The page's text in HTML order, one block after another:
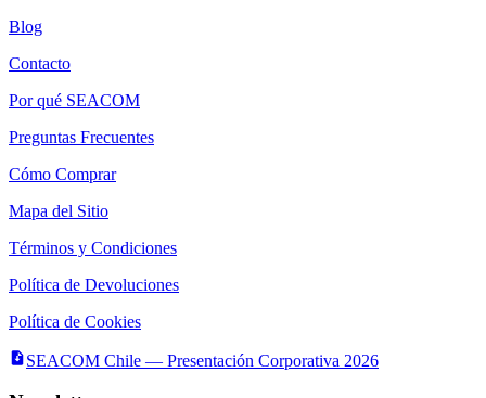
Blog
Contacto
Por qué SEACOM
Preguntas Frecuentes
Cómo Comprar
Mapa del Sitio
Términos y Condiciones
Política de Devoluciones
Política de Cookies
SEACOM Chile — Presentación Corporativa 2026